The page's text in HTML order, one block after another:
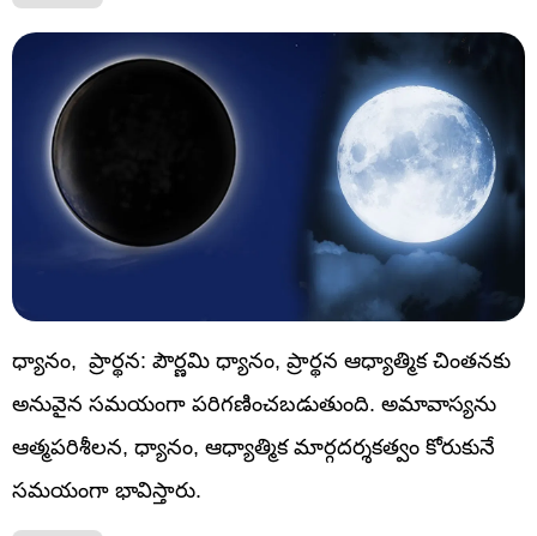
ధ్యానం, ప్రార్థన: పౌర్ణమి ధ్యానం, ప్రార్థన ఆధ్యాత్మిక చింతనకు
అనువైన సమయంగా పరిగణించబడుతుంది. అమావాస్యను
ఆత్మపరిశీలన, ధ్యానం, ఆధ్యాత్మిక మార్గదర్శకత్వం కోరుకునే
సమయంగా భావిస్తారు.